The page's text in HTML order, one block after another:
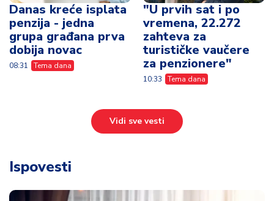
Danas kreće isplata
penzija - jedna
grupa građana prva
dobija novac
08:31 Tema dana
"U prvih sat i po
vremena, 22.272
zahteva za
turističke vaučere
za penzionere"
10:33 Tema dana
Vidi sve vesti
Ispovesti